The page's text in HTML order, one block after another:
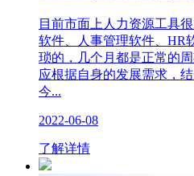
目前市面上人力资源工具
软件、人事管理软件、HR
琐的，几个月都是正常的
应根据自身的发展需求，
今...
2022-06-08
了解详情